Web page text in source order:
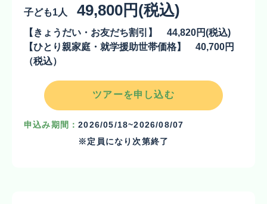
子ども1人 49,800円(税込)
【きょうだい・お友だち割引】 44,820円(税込)
【ひとり親家庭・就学援助世帯価格】 40,700円
（税込）
ツアーを申し込む
申込み期間：2026/05/18~2026/08/07
※定員になり次第終了